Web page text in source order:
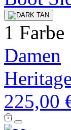
1 Farbe
Damen
225,00